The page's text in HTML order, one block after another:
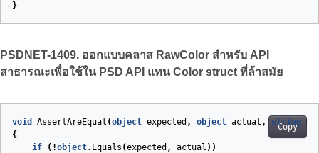
}
PSDNET-1409. ออกแบบคลาส RawColor สำหรับ API
สาธารณะเพื่อใช้ใน PSD API แทน Color struct ที่ล้าสมัย
Copy
void AssertAreEqual (object expected , object actual , string
{
if
(!object. Equals (expected , actual ))